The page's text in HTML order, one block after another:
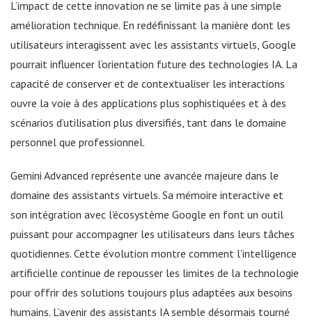
L’impact de cette innovation ne se limite pas à une simple
amélioration technique. En redéfinissant la manière dont les
utilisateurs interagissent avec les assistants virtuels, Google
pourrait influencer l’orientation future des technologies IA. La
capacité de conserver et de contextualiser les interactions
ouvre la voie à des applications plus sophistiquées et à des
scénarios d’utilisation plus diversifiés, tant dans le domaine
personnel que professionnel.
Gemini Advanced représente une avancée majeure dans le
domaine des assistants virtuels. Sa mémoire interactive et
son intégration avec l’écosystème Google en font un outil
puissant pour accompagner les utilisateurs dans leurs tâches
quotidiennes. Cette évolution montre comment l’intelligence
artificielle continue de repousser les limites de la technologie
pour offrir des solutions toujours plus adaptées aux besoins
humains. L’avenir des assistants IA semble désormais tourné